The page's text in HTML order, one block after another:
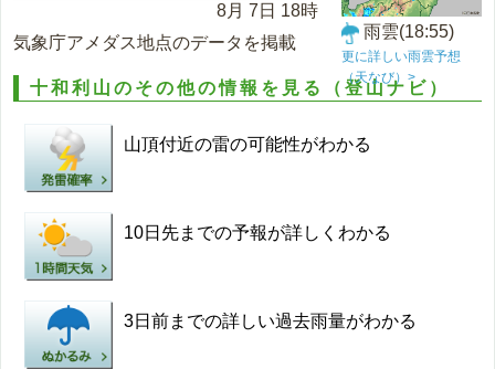
8月 7日 18時
気象庁アメダス地点のデータを掲載
雨雲(18:55)
更に詳しい雨雲予想
（天なび）>
十和利山のその他の情報を見る（登山ナビ）
山頂付近の雷の可能性がわかる
10日先までの予報が詳しくわかる
3日前までの詳しい過去雨量がわかる